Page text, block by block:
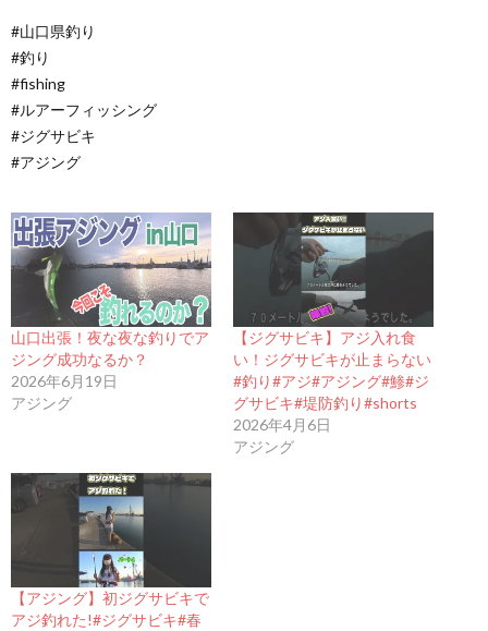
#山口県釣り
#釣り
#fishing
#ルアーフィッシング
#ジグサビキ
#アジング
山口出張！夜な夜な釣りでア
ジング成功なるか？
2026年6月19日
アジング
【ジグサビキ】アジ入れ食
い！ジグサビキが止まらない
#釣り#アジ#アジング#鯵#ジ
グサビキ#堤防釣り#shorts
2026年4月6日
アジング
【アジング】初ジグサビキで
アジ釣れた!#ジグサビキ#春